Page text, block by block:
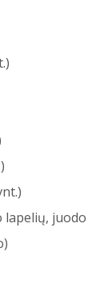
lapelių, juodo